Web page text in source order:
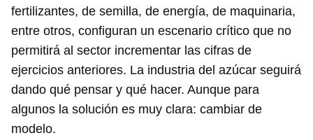
fertilizantes, de semilla, de energía, de maquinaria,
entre otros, configuran un escenario crítico que no
permitirá al sector incrementar las cifras de
ejercicios anteriores. La industria del azúcar seguirá
dando qué pensar y qué hacer. Aunque para
algunos la solución es muy clara: cambiar de
modelo.